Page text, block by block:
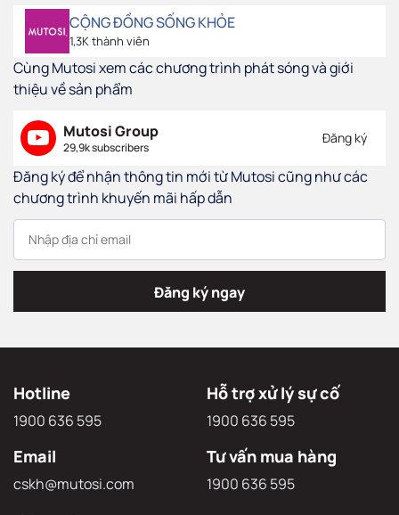
CỘNG ĐỒNG SỐNG KHỎE
1,3K thành viên
Cùng Mutosi xem các chương trình phát sóng và giới
thiệu về sản phẩm
Mutosi Group
29,9k subscribers
Đăng ký
Đăng ký để nhận thông tin mới từ Mutosi cũng như các
chương trình khuyến mãi hấp dẫn
Đăng ký ngay
Hotline
1900 636 595
Hỗ trợ xử lý sự cố
1900 636 595
Email
cskh@mutosi.com
Tư vấn mua hàng
1900 636 595